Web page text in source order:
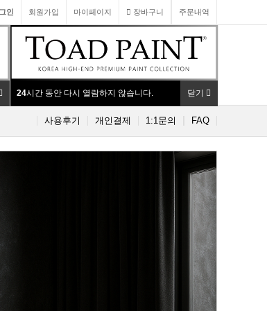
24시간 동안 다시 열람하지 않습니다. 닫기
주문내역
장바구니
마이페이지
회원가입
인
FAQ
1:1문의
개인결제
사용후기